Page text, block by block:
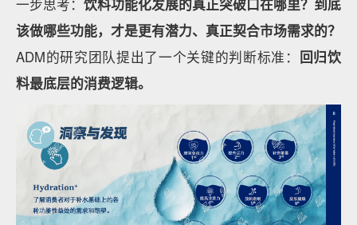
一步思考： 饮料功能化发展的真正突破口在哪里？到底
该做哪些功能，才是更有潜力、真正契合市场需求的？
ADM的研究团队提出了一个关键的判断标准： 回归饮
料最底层的消费逻辑。